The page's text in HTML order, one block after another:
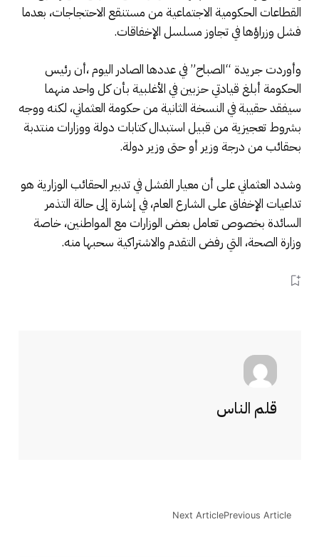
القطاعات الحكومية الاجتماعية من مستنقع الاحتجاجات، بعدما
فشل وزراؤها في تجاوز مسلسل الإخفاقات.
وأوردت جريدة “الصباح” في عددها الصادر اليوم ،أن رئيس
الحكومة أبلغ قيادتي حزبين في الأغلبية بأن كل واحد منهما
سيفقد حقيبة في النسخة الثانية من حكومة العثماني، لكنه ووجه
بشروط تعجيزية من قبيل استبدال كتابات دولة ووزارات منتدبة
بحقائب من درجة وزير أو حتی وزیر دولة.
وشدد العثماني على أن معیار الفشل في تدبير الحقائب الوزارية هو
تداعيات الإخفاق على الشارع العام، في إشارة إلى حالة التذمر
السائدة بخصوص تعامل بعض الوزارات مع المواطنين، خاصة
وزارة الصحة، التي رفض التقدم والاشتراكية سحبها منه.
قلم الناس
Previous Article
Next Article